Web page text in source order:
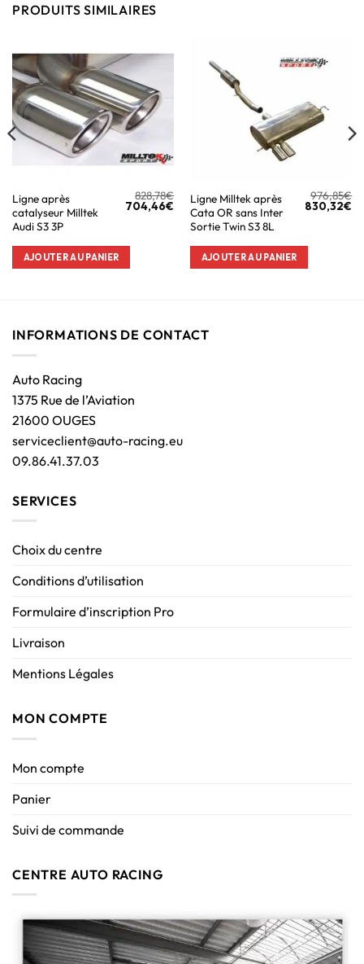
PRODUITS SIMILAIRES
Ligne après
catalyseur Milltek
Audi S3 3P
828,78€
704,46€
AJOUTER AU PANIER
Ligne Milltek après
Cata OR sans Inter
Sortie Twin S3 8L
976,85€
830,32€
AJOUTER AU PANIER
INFORMATIONS DE CONTACT
Auto Racing
1375 Rue de l’Aviation
21600 OUGES
serviceclient@auto-racing.eu
09.86.41.37.03
SERVICES
Choix du centre
Conditions d’utilisation
Formulaire d’inscription Pro
Livraison
Mentions Légales
MON COMPTE
Mon compte
Panier
Suivi de commande
CENTRE AUTO RACING